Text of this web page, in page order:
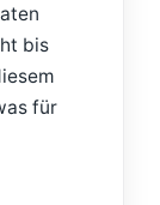
bis
für